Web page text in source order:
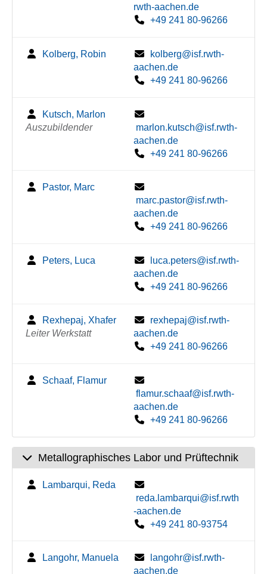
rwth-aachen.de
+49 241 80-96266
Kolberg, Robin
kolberg@isf.rwth-
aachen.de
+49 241 80-96266
Kutsch, Marlon
Auszubildender
marlon.kutsch@isf.rwth-
aachen.de
+49 241 80-96266
Pastor, Marc
marc.pastor@isf.rwth-
aachen.de
+49 241 80-96266
Peters, Luca
luca.peters@isf.rwth-
aachen.de
+49 241 80-96266
Rexhepaj, Xhafer
Leiter Werkstatt
rexhepaj@isf.rwth-
aachen.de
+49 241 80-96266
Schaaf, Flamur
flamur.schaaf@isf.rwth-
aachen.de
+49 241 80-96266
Metallographisches Labor und Prüftechnik
Lambarqui, Reda
reda.lambarqui@isf.rwth
-aachen.de
+49 241 80-93754
Langohr, Manuela
langohr@isf.rwth-
aachen.de